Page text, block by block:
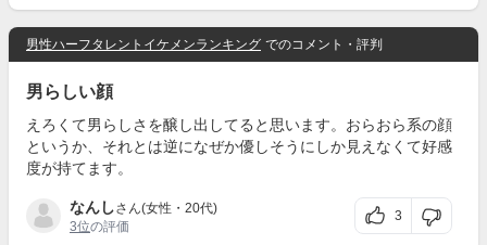
男性ハーフタレントイケメンランキング でのコメント・評判
男らしい顔
えろくて男らしさを醸し出してると思います。おらおら系の顔
というか、それとは逆になぜか優しそうにしか見えなくて好感
度が持てます。
なんしさん(女性・20代)
3位の評価
3